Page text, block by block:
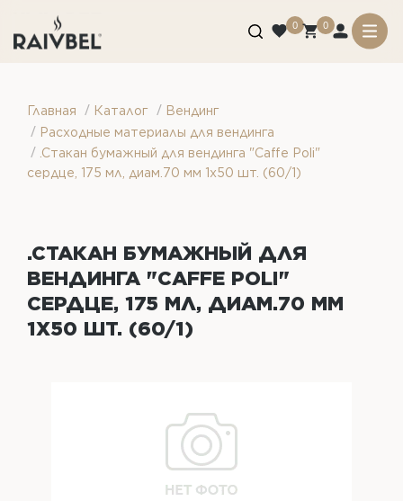
0 0
Главная / Каталог / Вендинг
/ Расходные материалы для вендинга
/ .Стакан бумажный для вендинга "Caffe Poli"
сердце, 175 мл, диам.70 мм 1х50 шт. (60/1)
.СТАКАН БУМАЖНЫЙ ДЛЯ
ВЕНДИНГА "CAFFE POLI"
СЕРДЦЕ, 175 МЛ, ДИАМ.70 ММ
1Х50 ШТ. (60/1)